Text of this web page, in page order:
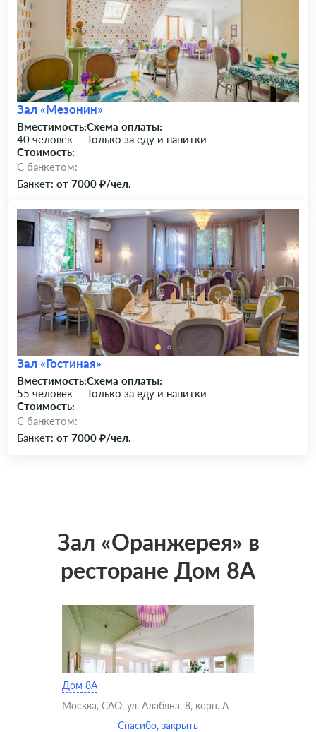
Зал «Мезонин»
Вместимость:
40 человек
Схема оплаты:
Только за еду и напитки
Стоимость:
C банкетом:
Банкет: от 7000 ₽/чел.
Зал «Гостиная»
Вместимость:
55 человек
Схема оплаты:
Только за еду и напитки
Стоимость:
C банкетом:
Банкет: от 7000 ₽/чел.
Зал «Оранжерея» в
ресторане Дом 8А
Дом 8А
Москва, САО, ул. Алабяна, 8, корп. А
Спасибо, закрыть